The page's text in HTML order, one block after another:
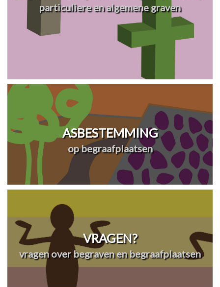
particuliere en algemene graven
ASBESTEMMING
op begraafplaatsen
VRAGEN?
vragen over begraven en begraafplaatsen